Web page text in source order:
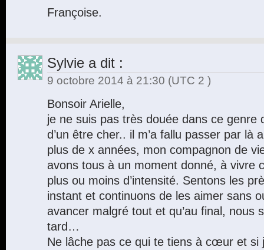
Françoise.
Sylvie a dit :
9 octobre 2014 à 21:30 (UTC 2 )
Bonsoir Arielle,
je ne suis pas très douée dans ce genre
d’un être cher.. il m’a fallu passer par là
plus de x années, mon compagnon de
avons tous à un moment donné, à vivre
plus ou moins d’intensité. Sentons les
instant et continuons de les aimer sans
avancer malgré tout et qu’au final, nous
tard…
Ne lâche pas ce qui te tiens à cœur et si